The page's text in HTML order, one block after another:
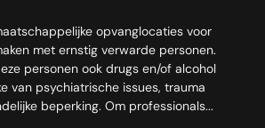
opvanglocaties voor
met ernstig verwarde personen.
personen ook drugs en/of alcohol
van psychiatrische issues, trauma
beperking. Om professionals...